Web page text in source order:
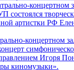
концертном
артистки РФ